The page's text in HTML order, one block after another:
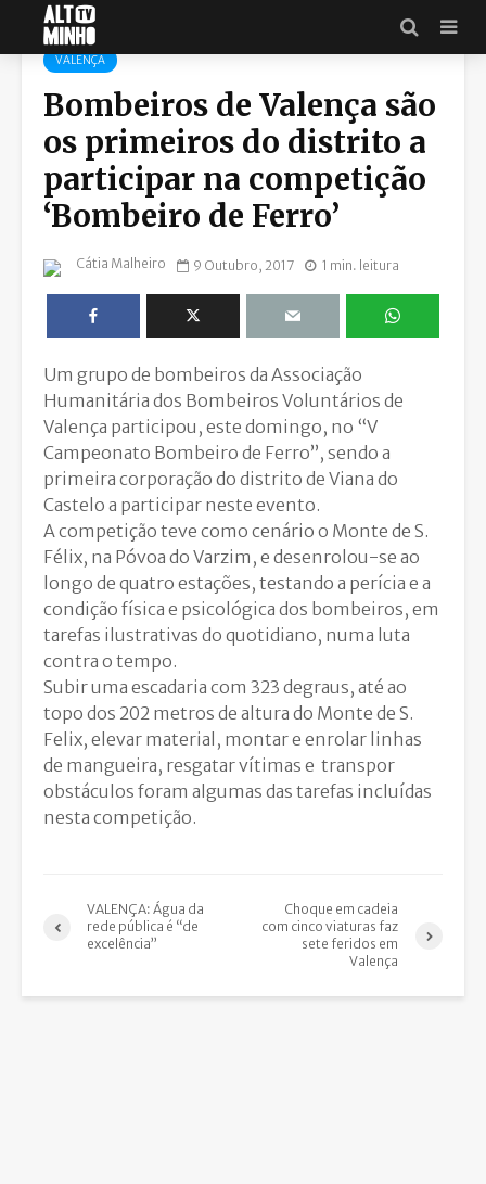
VALENÇA
Bombeiros de Valença são
os primeiros do distrito a
participar na competição
‘Bombeiro de Ferro’
Cátia Malheiro 9 Outubro, 2017 1 min. leitura
Um grupo de bombeiros da Associação
Humanitária dos Bombeiros Voluntários de
Valença participou, este domingo, no “V
Campeonato Bombeiro de Ferro”, sendo a
primeira corporação do distrito de Viana do
Castelo a participar neste evento.
A competição teve como cenário o Monte de S.
Félix, na Póvoa do Varzim, e desenrolou-se ao
longo de quatro estações, testando a perícia e a
condição física e psicológica dos bombeiros, em
tarefas ilustrativas do quotidiano, numa luta
contra o tempo.
Subir uma escadaria com 323 degraus, até ao
topo dos 202 metros de altura do Monte de S.
Felix, elevar material, montar e enrolar linhas
de mangueira, resgatar vítimas e transpor
obstáculos foram algumas das tarefas incluídas
nesta competição.
VALENÇA: Água da
rede pública é “de
excelência”
Choque em cadeia
com cinco viaturas faz
sete feridos em
Valença